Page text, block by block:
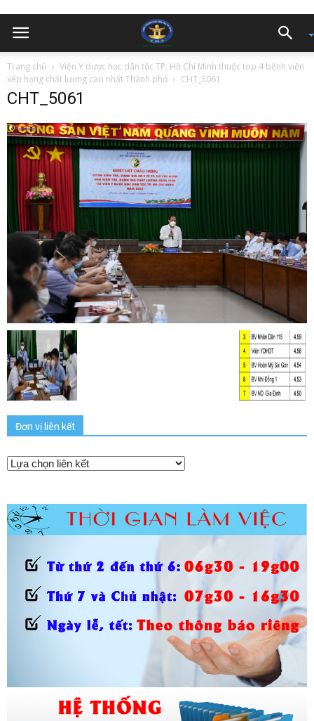
Trang chủ
Viện Y dược học dân tộc TP. Hồ Chí Minh thuộc top 4 bệnh viện
xếp hạng chất lượng cao nhất Thành phố
CHT_5061
CHT_5061
Đơn vị liên kết